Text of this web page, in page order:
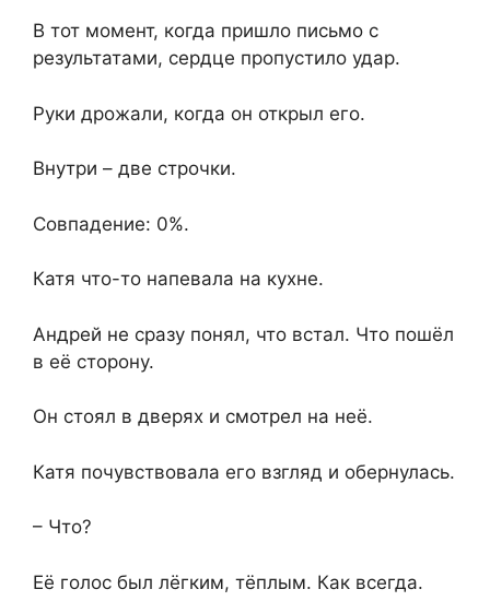
В тот момент, когда пришло письмо с
результатами, сердце пропустило удар.
Руки дрожали, когда он открыл его.
Внутри – две строчки.
Совпадение: 0%.
Катя что-то напевала на кухне.
Андрей не сразу понял, что встал. Что пошёл
в её сторону.
Он стоял в дверях и смотрел на неё.
Катя почувствовала его взгляд и обернулась.
– Что?
Её голос был лёгким, тёплым. Как всегда.